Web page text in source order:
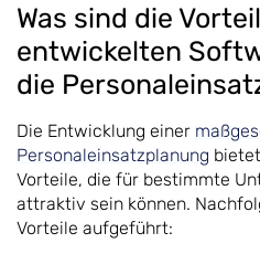
Was sind die
entwickelten
die
Die Entwicklung einer
Personaleinsatzplanung
Vorteile, die für bestimmte
attraktiv sein können.
Vorteile aufgeführt: